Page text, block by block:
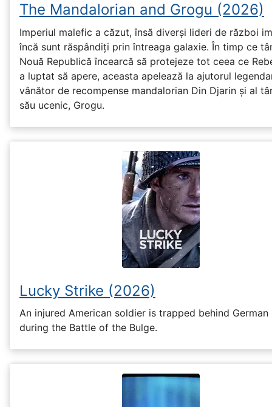
The Mandalorian and Grogu (2026)
Imperiul malefic a căzut, însă diverși lideri de război
încă sunt răspândiți prin întreaga galaxie. În timp ce
Nouă Republică încearcă să protejeze tot ceea ce
a luptat să apere, aceasta apelează la ajutorul
vânător de recompense mandalorian Din Djarin și al
său ucenic, Grogu.
Lucky Strike (2026)
An injured American soldier is trapped behind German
during the Battle of the Bulge.